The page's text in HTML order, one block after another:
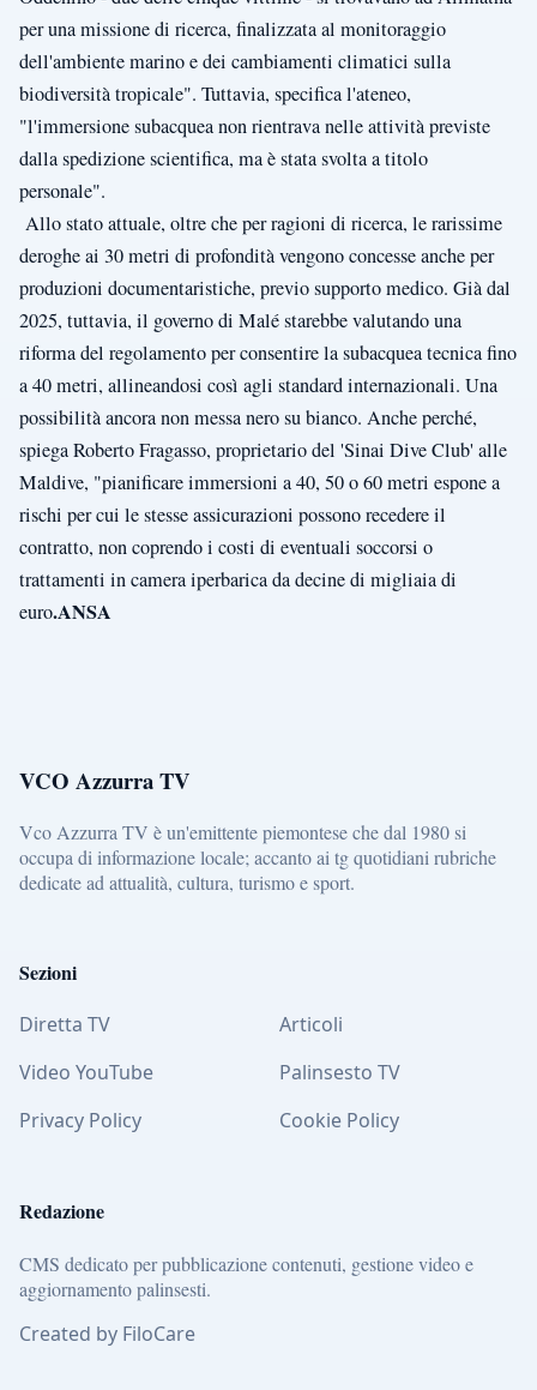
per una missione di ricerca, finalizzata al monitoraggio
dell'ambiente marino e dei cambiamenti climatici sulla
biodiversità tropicale". Tuttavia, specifica l'ateneo,
"l'immersione subacquea non rientrava nelle attività previste
dalla spedizione scientifica, ma è stata svolta a titolo
personale".
Allo stato attuale, oltre che per ragioni di ricerca, le rarissime
deroghe ai 30 metri di profondità vengono concesse anche per
produzioni documentaristiche, previo supporto medico. Già dal
2025, tuttavia, il governo di Malé starebbe valutando una
riforma del regolamento per consentire la subacquea tecnica fino
a 40 metri, allineandosi così agli standard internazionali. Una
possibilità ancora non messa nero su bianco. Anche perché,
spiega Roberto Fragasso, proprietario del 'Sinai Dive Club' alle
Maldive, "pianificare immersioni a 40, 50 o 60 metri espone a
rischi per cui le stesse assicurazioni possono recedere il
contratto, non coprendo i costi di eventuali soccorsi o
trattamenti in camera iperbarica da decine di migliaia di
euro.ANSA
VCO Azzurra TV
Vco Azzurra TV è un'emittente piemontese che dal 1980 si
occupa di informazione locale; accanto ai tg quotidiani rubriche
dedicate ad attualità, cultura, turismo e sport.
Sezioni
Diretta TV
Articoli
Video YouTube
Palinsesto TV
Privacy Policy
Cookie Policy
Redazione
CMS dedicato per pubblicazione contenuti, gestione video e
aggiornamento palinsesti.
Created by FiloCare